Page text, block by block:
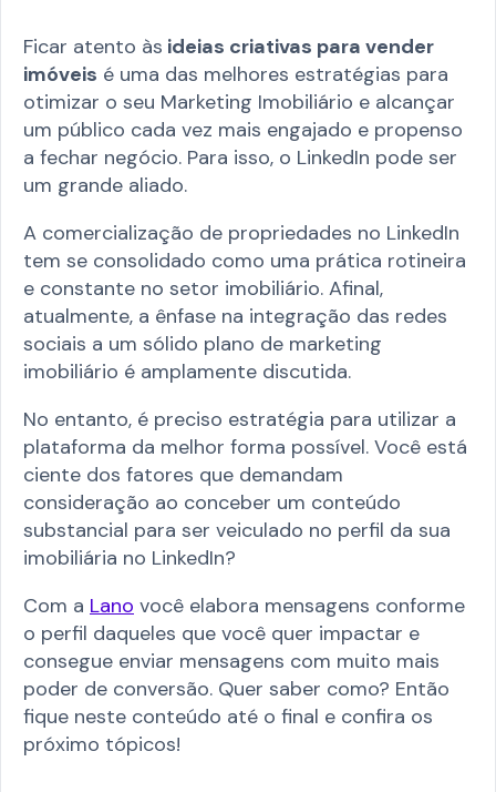
Ficar atento às ideias criativas para vender
imóveis é uma das melhores estratégias para
otimizar o seu Marketing Imobiliário e alcançar
um público cada vez mais engajado e propenso
a fechar negócio. Para isso, o LinkedIn pode ser
um grande aliado.
A comercialização de propriedades no LinkedIn
tem se consolidado como uma prática rotineira
e constante no setor imobiliário. Afinal,
atualmente, a ênfase na integração das redes
sociais a um sólido plano de marketing
imobiliário é amplamente discutida.
No entanto, é preciso estratégia para utilizar a
plataforma da melhor forma possível. Você está
ciente dos fatores que demandam
consideração ao conceber um conteúdo
substancial para ser veiculado no perfil da sua
imobiliária no LinkedIn?
Com a Lano você elabora mensagens conforme
o perfil daqueles que você quer impactar e
consegue enviar mensagens com muito mais
poder de conversão. Quer saber como? Então
fique neste conteúdo até o final e confira os
próximo tópicos!